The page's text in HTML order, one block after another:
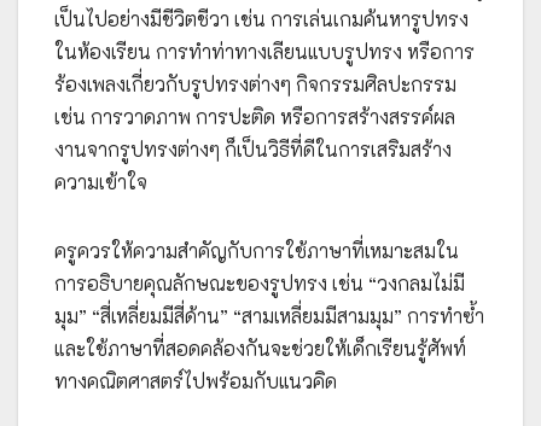
เป็นไปอย่างมีชีวิตชีวา เช่น การเล่นเกมค้นหารูปทรง
ในห้องเรียน การทำท่าทางเลียนแบบรูปทรง หรือการ
ร้องเพลงเกี่ยวกับรูปทรงต่างๆ กิจกรรมศิลปะกรรม
เช่น การวาดภาพ การปะติด หรือการสร้างสรรค์ผล
งานจากรูปทรงต่างๆ ก็เป็นวิธีที่ดีในการเสริมสร้าง
ความเข้าใจ
ครูควรให้ความสำคัญกับการใช้ภาษาที่เหมาะสมใน
การอธิบายคุณลักษณะของรูปทรง เช่น “วงกลมไม่มี
มุม” “สี่เหลี่ยมมีสี่ด้าน” “สามเหลี่ยมมีสามมุม” การทำซ้ำ
และใช้ภาษาที่สอดคล้องกันจะช่วยให้เด็กเรียนรู้ศัพท์
ทางคณิตศาสตร์ไปพร้อมกับแนวคิด